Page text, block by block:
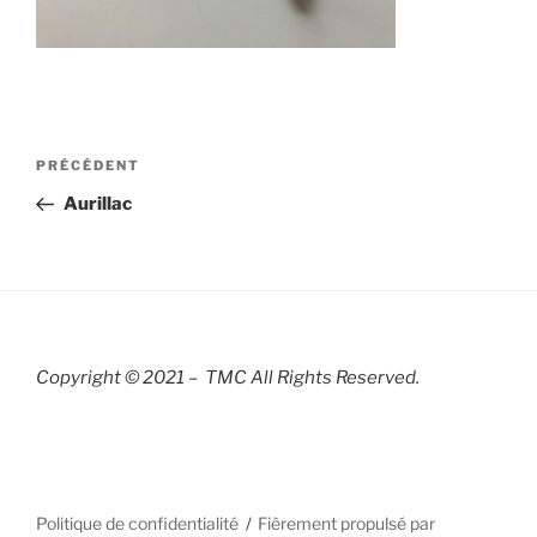
Navigation
l’article
Article
précédent
PRÉCÉDENT
Aurillac
Copyright © 2021 – TMC All Rights Reserved.
Politique de confidentialité Fièrement propulsé par